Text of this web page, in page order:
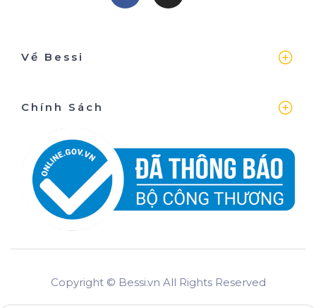
Về Bessi
Chính Sách
Copyright © Bessi.vn All Rights Reserved